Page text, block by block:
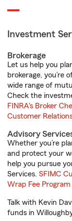
Investment
Brokerage
Let us help you
brokerage, you’re
wide range of
Check the
FINRA's Broker
Customer
Advisory
Whether you’re
and protect your
help you pursue
Services. SFIMC
Wrap Fee
Talk with Kevin
funds in